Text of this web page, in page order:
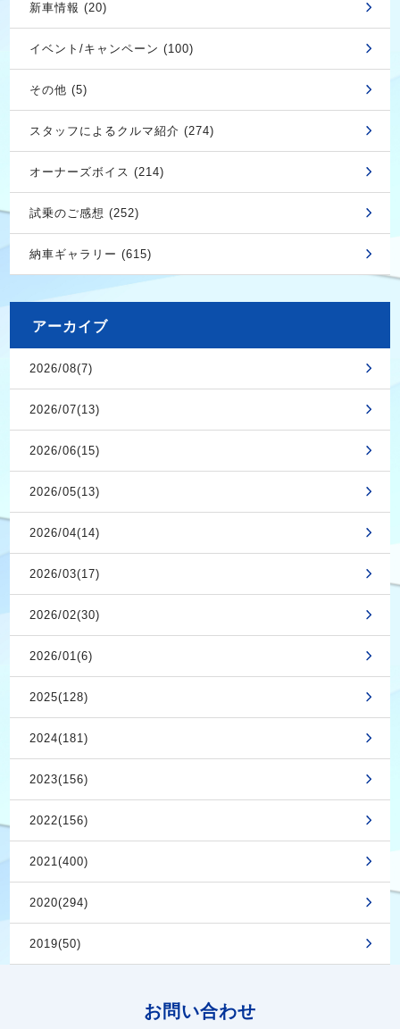
新車情報 (20)
イベント/キャンペーン (100)
その他 (5)
スタッフによるクルマ紹介 (274)
オーナーズボイス (214)
試乗のご感想 (252)
納車ギャラリー (615)
アーカイブ
2026/08(7)
2026/07(13)
2026/06(15)
2026/05(13)
2026/04(14)
2026/03(17)
2026/02(30)
2026/01(6)
2025(128)
2024(181)
2023(156)
2022(156)
2021(400)
2020(294)
2019(50)
お問い合わせ